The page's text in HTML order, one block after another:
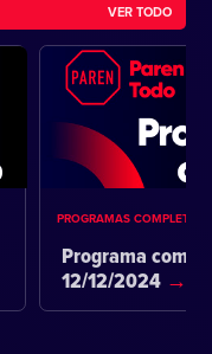
VER TODO
PROGRAMAS COMPLETOS
Programa
12/12/2024